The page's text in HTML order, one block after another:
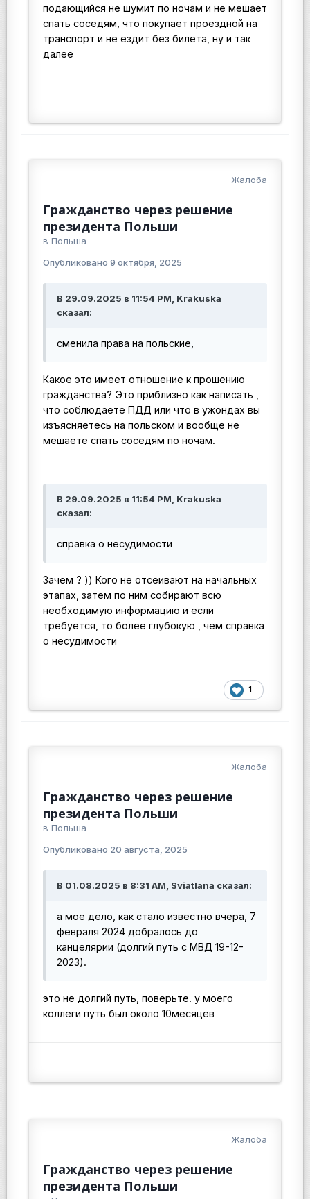
подающийся не шумит по ночам и не мешает
спать соседям, что покупает проездной на
транспорт и не ездит без билета, ну и так
далее
Жалоба
Гражданство через решение
президента Польши
в Польша
Опубликовано 9 октября, 2025
В 29.09.2025 в 11:54 PM, Krakuska
сказал:
сменила права на польские,
Какое это имеет отношение к прошению
гражданства? Это приблизно как написать ,
что соблюдаете ПДД или что в ужондах вы
изъясняетесь на польском и вообще не
мешаете спать соседям по ночам.
В 29.09.2025 в 11:54 PM, Krakuska
сказал:
справка о несудимости
Зачем ? )) Кого не отсеивают на начальных
этапах, затем по ним собирают всю
необходимую информацию и если
требуется, то более глубокую , чем справка
о несудимости
1
Жалоба
Гражданство через решение
президента Польши
в Польша
Опубликовано 20 августа, 2025
В 01.08.2025 в 8:31 AM, Sviatlana сказал:
а мое дело, как стало известно вчера, 7
февраля 2024 добралось до
канцелярии (долгий путь с МВД 19-12-
2023).
это не долгий путь, поверьте. у моего
коллеги путь был около 10месяцев
Жалоба
Гражданство через решение
президента Польши